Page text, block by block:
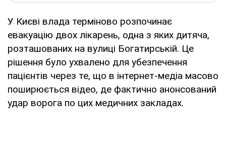
У Києві влада терміново розпочинає
евакуацію двох лікарень, одна з яких дитяча,
розташованих на вулиці Богатирській. Це
рішення було ухвалено для убезпечення
пацієнтів через те, що в інтернет-медіа масово
поширюється відео, де фактично анонсований
удар ворога по цих медичних закладах.